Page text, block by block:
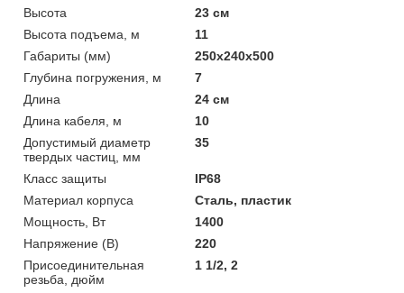
Высота
23 см
Высота подъема, м
11
Габариты (мм)
250x240x500
Глубина погружения, м
7
Длина
24 см
Длина кабеля, м
10
Допустимый диаметр
твердых частиц, мм
35
Класс защиты
IP68
Материал корпуса
Сталь, пластик
Мощность, Вт
1400
Напряжение (В)
220
Присоединительная
резьба, дюйм
1 1/2, 2